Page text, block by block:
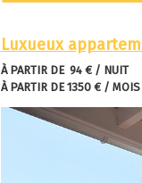
Luxueux
À PARTIR DE 94 € / NUIT
À PARTIR DE 1350 € / MOIS